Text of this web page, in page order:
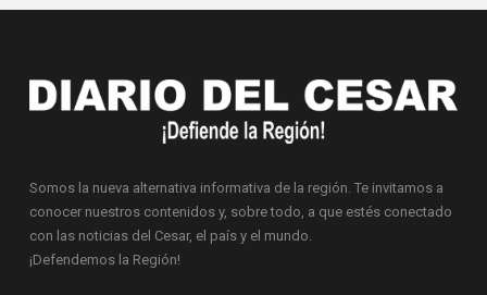
Somos la nueva alternativa informativa de la región. Te invitamos a
conocer nuestros contenidos y, sobre todo, a que estés conectado
con las noticias del Cesar, el país y el mundo.
¡Defendemos la Región!